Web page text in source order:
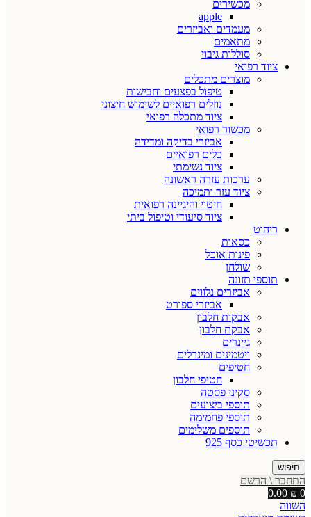
מכשירים
apple
מעמדים ואביזרים
מתאמים
סוללות גיבוי
ציוד רפואי
מוצרים מתכלים
טיפול בפצעים וחבישות
נוזלים רפואיים לשימוש חיצוני
ציוד מתכלה רפואי
מכשור רפואי
אביזרי בדיקה ומדידה
כלים רפואיים
ציוד נשימתי
ערכות עזרה ראשונה
ציוד עזר ותמיכה
חיטוי והיגיינה רפואית
ציוד סיעודי וטיפול ביתי
ריהוט
כסאות
פינות אוכל
שולחן
תוספי תזונה
אביזרים נלווים
אביזרי ספורט
אבקות חלבון
אבקת חלבון
גיינרים
ויטמינים ומינרלים
חטיפים
חטיפי חלבון
סקיני פסטה
תוספי ביצועים
תוספי פחמימה
תוספים משלימים
תכשיטי כסף 925
חיפוש
התחבר \ הרשם
0
0.00 ₪
השווה